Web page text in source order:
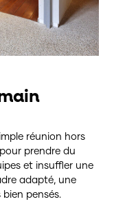
réunion hors
prendre du
et insuffler une
adapté, une
pensés.